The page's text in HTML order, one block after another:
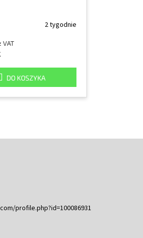
2 tygodnie
VAT
DO KOSZYKA
profile.php?id=100086931